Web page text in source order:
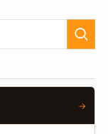
→